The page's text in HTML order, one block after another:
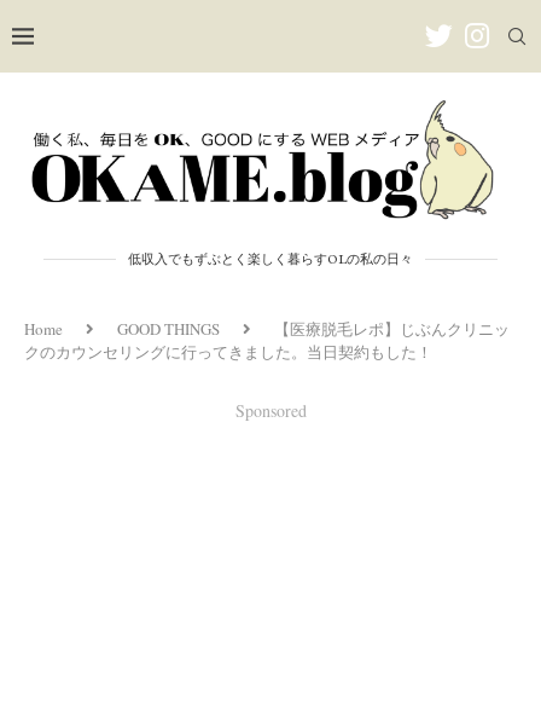
低収入でもずぶとく楽しく暮らすOLの私の日々
Home GOOD THINGS
【医療脱毛レポ】じぶんクリニッ
クのカウンセリングに行ってきました。当日契約もした！